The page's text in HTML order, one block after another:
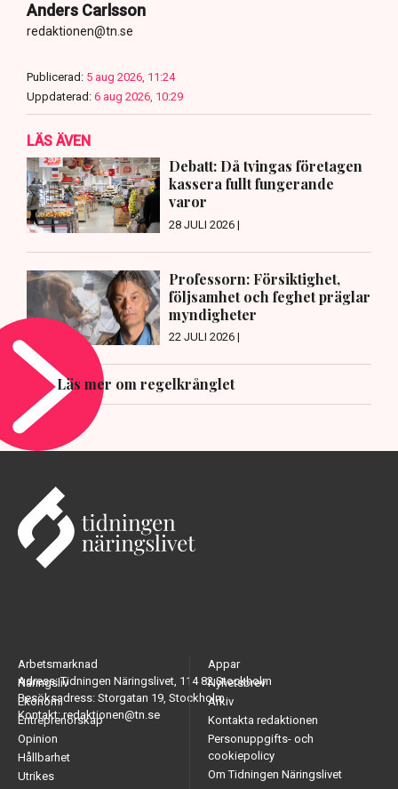
Anders Carlsson
redaktionen@tn.se
Publicerad: 5 aug 2026, 11:24
Uppdaterad: 6 aug 2026, 10:29
LÄS ÄVEN
Debatt: Då tvingas företagen
kassera fullt fungerande
varor
28 JULI 2026 |
Professorn: Försiktighet,
följsamhet och feghet präglar
myndigheter
22 JULI 2026 |
Läs mer om regelkrånglet
Adress: Tidningen Näringslivet, 114 82 Stockholm
Besöksadress: Storgatan 19, Stockholm
Kontakt: redaktionen@tn.se
Arbetsmarknad
Näringsliv
Ekonomi
Entreprenörskap
Opinion
Hållbarhet
Utrikes
Appar
Nyhetsbrev
Arkiv
Kontakta redaktionen
Personuppgifts- och
cookiepolicy
Om Tidningen Näringslivet